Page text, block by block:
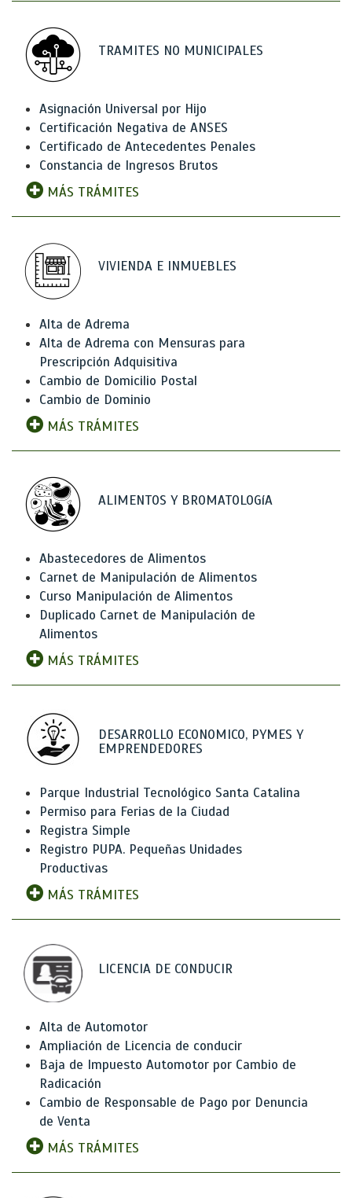
TRAMITES NO MUNICIPALES
Asignación Universal por Hijo
Certificación Negativa de ANSES
Certificado de Antecedentes Penales
Constancia de Ingresos Brutos
MÁS TRÁMITES
VIVIENDA E INMUEBLES
Alta de Adrema
Alta de Adrema con Mensuras para
Prescripción Adquisitiva
Cambio de Domicilio Postal
Cambio de Dominio
MÁS TRÁMITES
ALIMENTOS Y BROMATOLOGíA
Abastecedores de Alimentos
Carnet de Manipulación de Alimentos
Curso Manipulación de Alimentos
Duplicado Carnet de Manipulación de
Alimentos
MÁS TRÁMITES
DESARROLLO ECONOMICO, PYMES Y
EMPRENDEDORES
Parque Industrial Tecnológico Santa Catalina
Permiso para Ferias de la Ciudad
Registra Simple
Registro PUPA. Pequeñas Unidades
Productivas
MÁS TRÁMITES
LICENCIA DE CONDUCIR
Alta de Automotor
Ampliación de Licencia de conducir
Baja de Impuesto Automotor por Cambio de
Radicación
Cambio de Responsable de Pago por Denuncia
de Venta
MÁS TRÁMITES